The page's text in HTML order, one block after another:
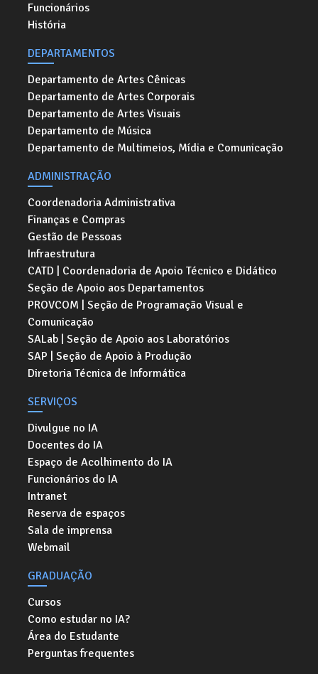
Funcionários
História
DEPARTAMENTOS
Departamento de Artes Cênicas
Departamento de Artes Corporais
Departamento de Artes Visuais
Departamento de Música
Departamento de Multimeios, Mídia e Comunicação
ADMINISTRAÇÃO
Coordenadoria Administrativa
Finanças e Compras
Gestão de Pessoas
Infraestrutura
CATD | Coordenadoria de Apoio Técnico e Didático
Seção de Apoio aos Departamentos
PROVCOM | Seção de Programação Visual e
Comunicação
SALab | Seção de Apoio aos Laboratórios
SAP | Seção de Apoio à Produção
Diretoria Técnica de Informática
SERVIÇOS
Divulgue no IA
Docentes do IA
Espaço de Acolhimento do IA
Funcionários do IA
Intranet
Reserva de espaços
Sala de imprensa
Webmail
GRADUAÇÃO
Cursos
Como estudar no IA?
Área do Estudante
Perguntas frequentes